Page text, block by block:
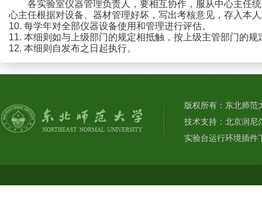
各实验室仪器管理负责人，要相互协作，服从中心主任统
心主任根据对设备、器材管理好坏，写出考核意见，存入本
10. 每学年对全部仪器设备使用和管理进行评估。
11. 本细则如与上级部门的规定相抵触，按上级主管部门的规
12. 本细则自发布之日起执行。
版权所有：东北师
技术支持：北京润尼
实验台运行环境插件